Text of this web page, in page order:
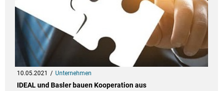
10.05.2021 Unternehmen
IDEAL und Basler bauen Kooperation aus